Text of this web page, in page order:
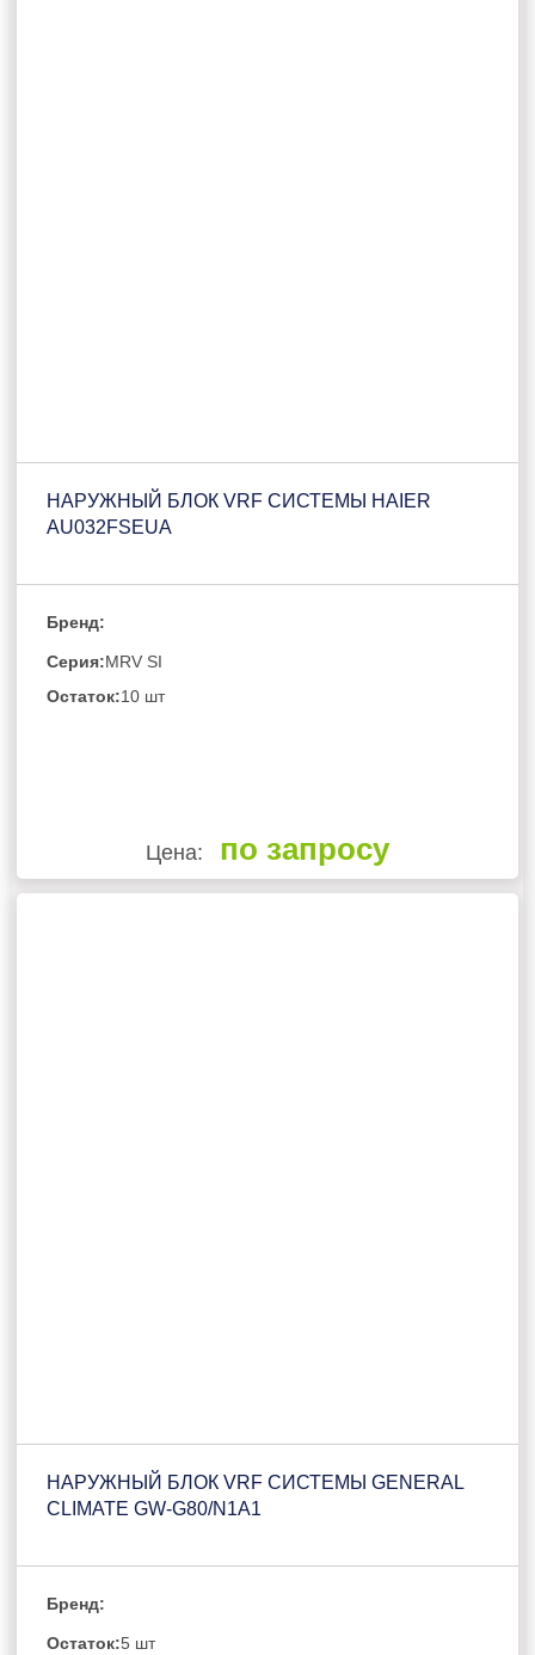
НАРУЖНЫЙ БЛОК VRF СИСТЕМЫ HAIER
AU032FSEUA
Бренд:
Серия:MRV SI
Остаток:10 шт
Цена: по запросу
НАРУЖНЫЙ БЛОК VRF СИСТЕМЫ GENERAL
CLIMATE GW-G80/N1A1
Бренд:
Остаток:5 шт